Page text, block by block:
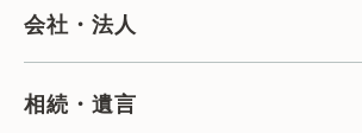
会社・法人
相続・遺言